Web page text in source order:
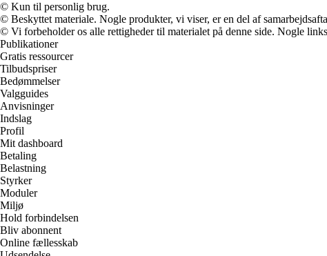
© Kun til personlig brug.
© Beskyttet materiale. Nogle produkter, vi viser, er en del af
© Vi forbeholder os alle rettigheder til materialet på denne side. Nogle
Publikationer
Gratis ressourcer
Tilbudspriser
Bedømmelser
Valgguides
Anvisninger
Indslag
Profil
Mit dashboard
Betaling
Belastning
Styrker
Moduler
Miljø
Hold forbindelsen
Bliv abonnent
Online fællesskab